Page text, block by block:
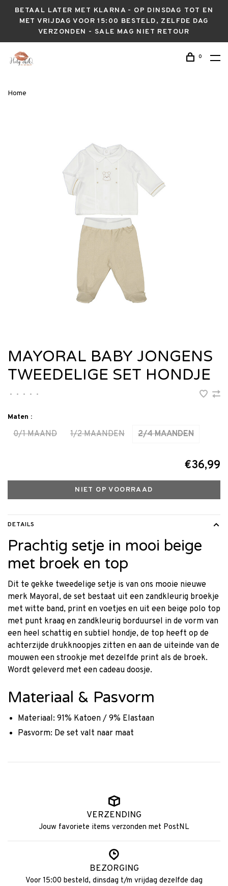
BETAAL LATER MET KLARNA - OP DINSDAG TOT EN
MET VRIJDAG VOOR 15:00 BESTELD, ZELFDE DAG
VERZONDEN - SALE MAG NIET RETOUR
0
Home
MAYORAL BABY JONGENS
TWEEDELIGE SET HONDJE
• • • • •
Maten :
0/1 MAAND 1/2 MAANDEN 2/4 MAANDEN
€36,99
NIET OP VOORRAAD
DETAILS
Prachtig setje in mooi beige
met broek en top
Dit te gekke tweedelige setje is van ons mooie nieuwe
merk Mayoral, de set bestaat uit een zandkleurig broekje
met witte band, print en voetjes en uit een beige polo top
met punt kraag en zandkleurig borduursel in de vorm van
een heel schattig en subtiel hondje, de top heeft op de
achterzijde drukknoopjes zitten en aan de uiteinde van de
mouwen een strookje met dezelfde print als de broek.
Wordt geleverd met een cadeau doosje.
Materiaal & Pasvorm
Materiaal: 91% Katoen / 9% Elastaan
Pasvorm: De set valt naar maat
VERZENDING
Jouw favoriete items verzonden met PostNL
BEZORGING
Voor 15:00 besteld, dinsdag t/m vrijdag dezelfde dag